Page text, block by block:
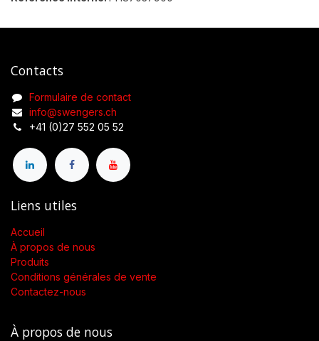
Contacts
Formulaire de contact
info@swengers.ch
+41 (0)27 552 05 52
Liens utiles
Accueil
À propos de nous
Produits
Conditions générales de vente
Contactez-nous
À propos de nous